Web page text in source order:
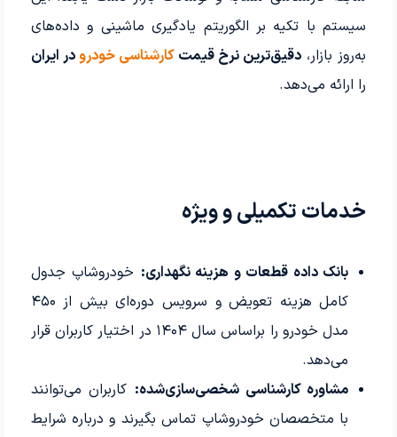
سیستم با تکیه بر الگوریتم یادگیری ماشینی و داده‌های
به‌روز بازار، دقیق‌ترین نرخ قیمتکارشناسی خودرودر ایران
را ارائه می‌دهد.
خدمات تکمیلی و ویژه
بانک داده قطعات و هزینه نگهداری: خودروشاپ جدول
کامل هزینه تعویض و سرویس دوره‌ای بیش از ۴۵۰
مدل خودرو را براساس سال ۱۴۰۴ در اختیار کاربران قرار
می‌دهد.
مشاوره کارشناسی شخصی‌سازی‌شده: کاربران می‌توانند
با متخصصان خودروشاپ تماس بگیرند و درباره شرایط